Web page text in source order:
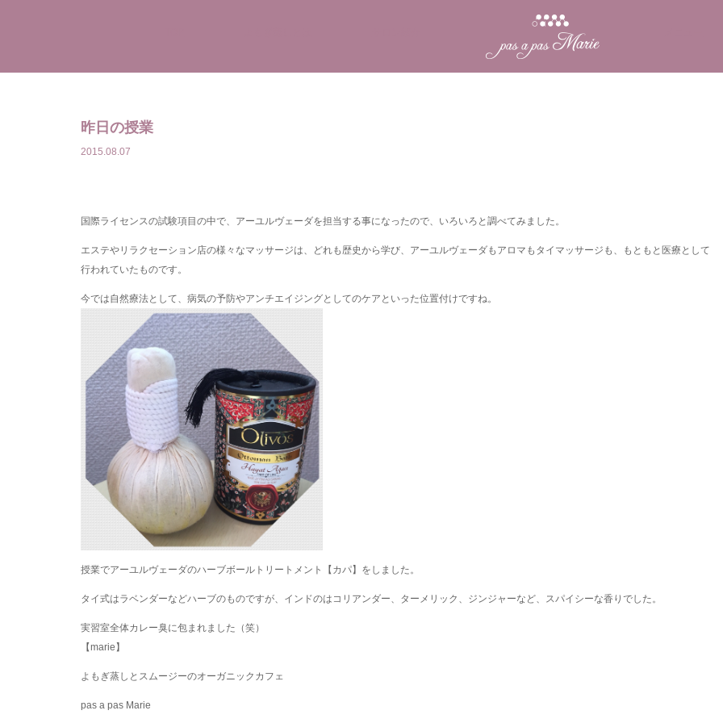
昨日の授業
2015.08.07
国際ライセンスの試験項目の中で、アーユルヴェーダを担当する事になったので、いろいろと調べてみました。
エステやリラクセーション店の様々なマッサージは、どれも歴史から学び、アーユルヴェーダもアロマもタイマッサージも、もともと医療として
行われていたものです。
今では自然療法として、病気の予防やアンチエイジングとしてのケアといった位置付けですね。
授業でアーユルヴェーダのハーブボールトリートメント【カパ】をしました。
タイ式はラベンダーなどハーブのものですが、インドのはコリアンダー、ターメリック、ジンジャーなど、スパイシーな香りでした。
実習室全体カレー臭に包まれました（笑）
【marie】
よもぎ蒸しとスムージーのオーガニックカフェ
pas a pas Marie